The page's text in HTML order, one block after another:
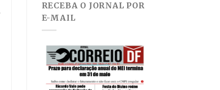
RECEBA O JORNAL POR
E-MAIL